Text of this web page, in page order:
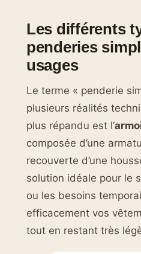
Les différents
penderies
usages
Le terme « penderie
plusieurs réalités
plus répandu est l’
composée d’une
recouverte d’une
solution idéale pour le
ou les besoins
efficacement vos
tout en restant très